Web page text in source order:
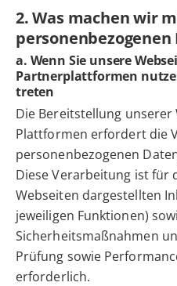
2. Was machen wir
personenbezogenen
a. Wenn Sie unsere
Partnerplattformen
treten
Die Bereitstellung unserer
Plattformen erfordert die
personenbezogenen
Diese Verarbeitung ist für
Webseiten dargestellten
jeweiligen Funktionen)
Sicherheitsmaßnahmen
Prüfung sowie
erforderlich.